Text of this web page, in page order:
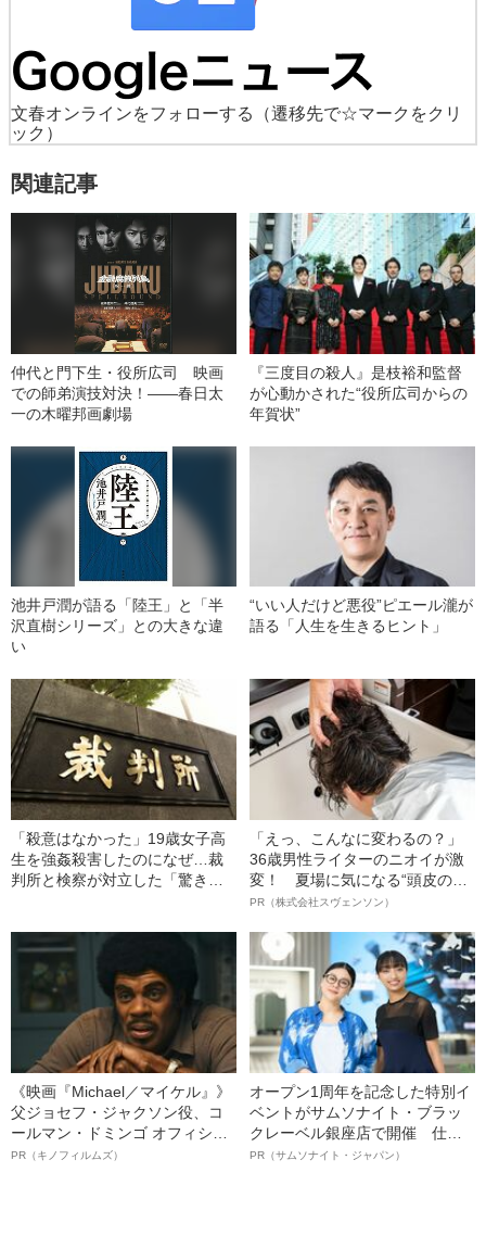
文春オンラインをフォローする
（遷移先で☆マークをクリ
ック）
関連記事
仲代と門下生・役所広司 映画
での師弟演技対決！――春日太
一の木曜邦画劇場
『三度目の殺人』是枝裕和監督
が心動かされた“役所広司からの
年賀状”
池井戸潤が語る「陸王」と「半
沢直樹シリーズ」との大きな違
い
“いい人だけど悪役”ピエール瀧が
語る「人生を生きるヒント」
「殺意はなかった」19歳女子高
生を強姦殺害したのになぜ…裁
判所と検察が対立した「驚きの
「えっ、こんなに変わるの？」
36歳男性ライターのニオイが激
変！ 夏場に気になる“頭皮のニ
オイ”や“ベタつき”を解消す
ト”が生み出した徹底ケアとは
PR（株式会社スヴェンソン）
《映画『Michael／マイケル』》
父ジョセフ・ジャクソン役、コ
ールマン・ドミンゴ オフィシャ
ルインタビュー“観客を魅了した
PR（キノフィルムズ）
オープン1周年を記念した特別イ
ベントがサムソナイト・ブラッ
クレーベル銀座店で開催 仕事
も人生も自分らしく～笑顔あふ
PR（サムソナイト・ジャパン）